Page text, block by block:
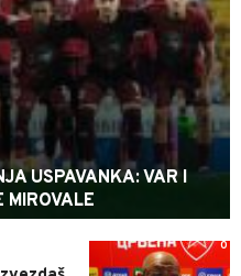
USPAVANKA: VAR I
MIROVALE
0